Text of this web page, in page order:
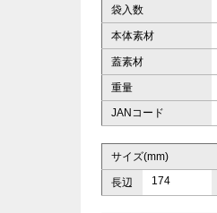
袋入数
本体素材
蓋素材
重量
JANコード
サイズ(mm)
長辺 174